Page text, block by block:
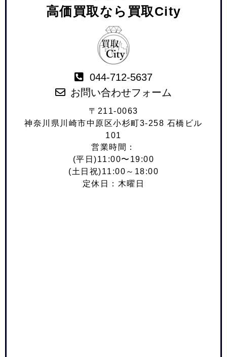
高価買取なら買取City
044-712-5637
お問い合わせフォーム
〒211-0063
神奈川県川崎市中原区小杉町3-258 石橋ビル
101
営業時間：
(平日)11:00〜19:00
(土日祝)11:00～18:00
定休日：木曜日